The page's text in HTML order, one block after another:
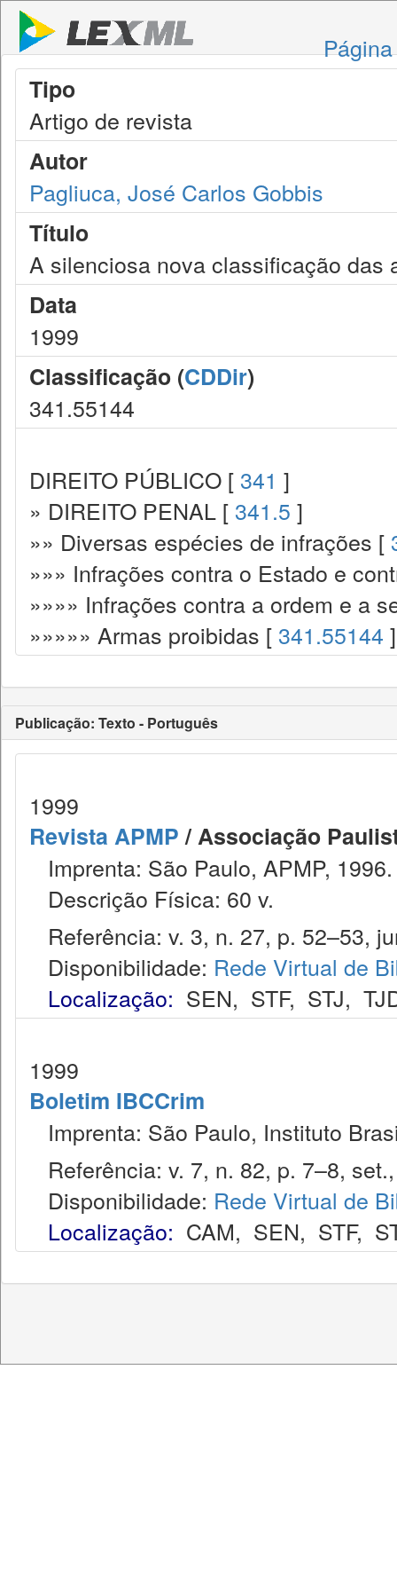
Tipo
Artigo de revista
Autor
Pagliuca, José Carlos Gobbis
Título
A silenciosa nova classificação das
Data
1999
Classificação (CDDir)
341.55144
DIREITO PÚBLICO [ 341 ]
» DIREITO PENAL [ 341.5 ]
»» Diversas espécies de infrações [
»»» Infrações contra o Estado e
»»»» Infrações contra a ordem e a
»»»»» Armas proibidas [ 341.55144 ]
Publicação: Texto - Português
1999
Revista APMP/ Associação
Imprenta: São Paulo, APMP, 1996.
Descrição Física: 60 v.
Referência: v. 3, n. 27, p. 52–53,
Disponibilidade: Rede Virtual de
Localização: SEN, STF, STJ,
1999
Boletim IBCCrim
Imprenta: São Paulo, Instituto
Referência: v. 7, n. 82, p. 7–8,
Disponibilidade: Rede Virtual de
Localização: CAM, SEN, STF,